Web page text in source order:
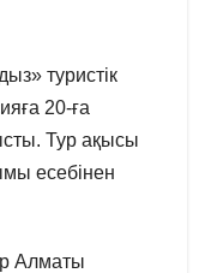
туристік
20-ға
Тур ақысы
есебінен
Алматы